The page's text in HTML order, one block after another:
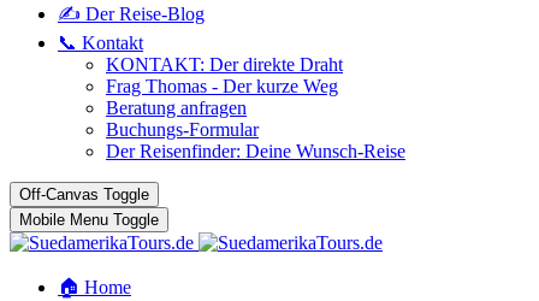
✍️ Der Reise-Blog
📞 Kontakt
KONTAKT: Der direkte Draht
Frag Thomas - Der kurze Weg
Beratung anfragen
Buchungs-Formular
Der Reisenfinder: Deine Wunsch-Reise
Off-Canvas Toggle
Mobile Menu Toggle
🏠 Home